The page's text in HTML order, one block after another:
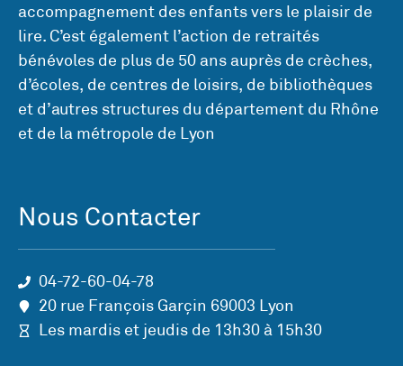
accompagnement des enfants vers le plaisir de
lire. C’est également l’action de retraités
bénévoles de plus de 50 ans auprès de crèches,
d’écoles, de centres de loisirs, de bibliothèques
et d’autres structures du département du Rhône
et de la métropole de Lyon
Nous Contacter
04-72-60-04-78
20 rue François Garçin 69003 Lyon
Les mardis et jeudis de 13h30 à 15h30